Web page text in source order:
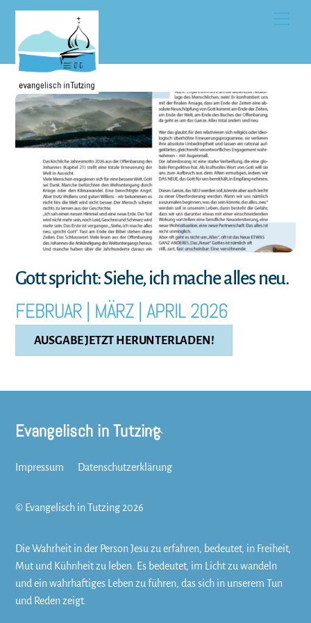
Skip
content
Gott spricht: Siehe, ich mache alles neu.
FEBRUAR | MÄRZ | APRIL 2026
AUSGABE JETZT HERUNTERLADEN!
Back
To
Evangelisch in Tutzing
Impressum Datenschutzerklärung
© Evangelisch in Tutzing 2026
Die Wahrheit in der Person Jesu zu erfahren, bedeutet, in Freiheit,
Mut und Kühnheit zu leben. Es bedeutet, im Licht zu wandeln
und ein wahrhaftiges Leben zu führen, das sich in unserem Tun
und Reden zeigt.